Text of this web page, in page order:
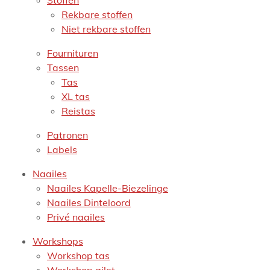
Rekbare stoffen
Niet rekbare stoffen
Fournituren
Tassen
Tas
XL tas
Reistas
Patronen
Labels
Naailes
Naailes Kapelle-Biezelinge
Naailes Dinteloord
Privé naailes
Workshops
Workshop tas